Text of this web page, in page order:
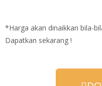
*Harga akan dinaikkan bila-
Dapatkan sekarang !